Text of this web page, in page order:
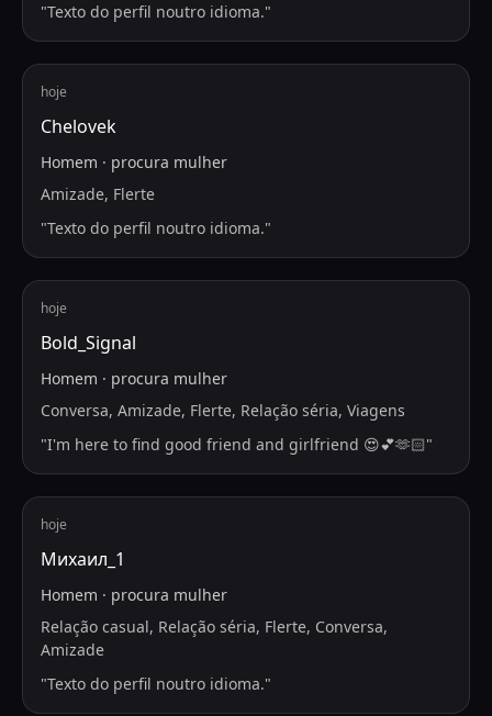
"Texto do perfil noutro idioma."
hoje
Chelovek
Homem · procura mulher
Amizade, Flerte
"Texto do perfil noutro idioma."
hoje
Bold_Signal
Homem · procura mulher
Conversa, Amizade, Flerte, Relação séria, Viagens
"I'm here to find good friend and girlfriend 😍💕🫶🏻"
hoje
Михаил_1
Homem · procura mulher
Relação casual, Relação séria, Flerte, Conversa,
Amizade
"Texto do perfil noutro idioma."